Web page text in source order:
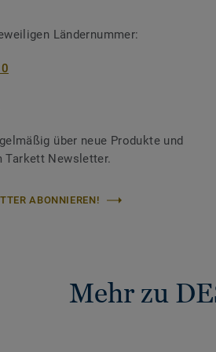
Ländernummer:
über neue Produkte und
Tarkett Newsletter.
ABONNIEREN!
Mehr zu